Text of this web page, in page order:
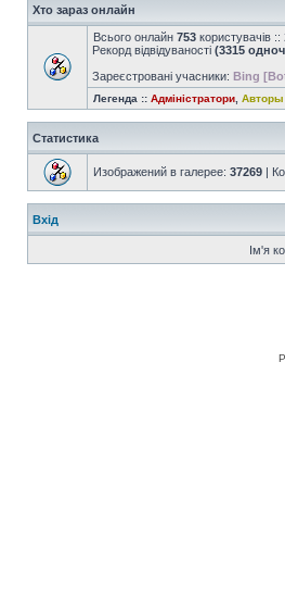
Хто зараз онлайн
Всього онлайн 753 користувачів
Рекорд відвідуваності (3315
Зареєстровані учасники: Bing
Легенда :: Адміністратори Авторы
Статистика
Изображений в галерее: 37269 |
Вхід
Ім'я